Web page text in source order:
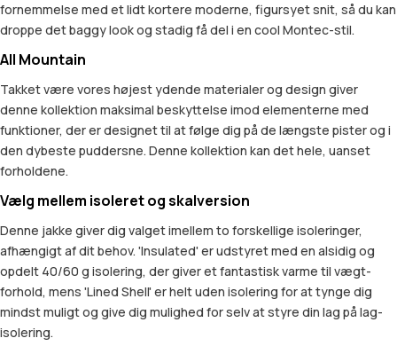
fornemmelse med et lidt kortere moderne, figursyet snit, så du kan
droppe det baggy look og stadig få del i en cool Montec-stil.
All Mountain
Takket være vores højest ydende materialer og design giver
denne kollektion maksimal beskyttelse imod elementerne med
funktioner, der er designet til at følge dig på de længste pister og i
den dybeste puddersne. Denne kollektion kan det hele, uanset
forholdene.
Vælg mellem isoleret og skalversion
Denne jakke giver dig valget imellem to forskellige isoleringer,
afhængigt af dit behov. 'Insulated' er udstyret med en alsidig og
opdelt 40/60 g isolering, der giver et fantastisk varme til vægt-
forhold, mens 'Lined Shell' er helt uden isolering for at tynge dig
mindst muligt og give dig mulighed for selv at styre din lag på lag-
isolering.